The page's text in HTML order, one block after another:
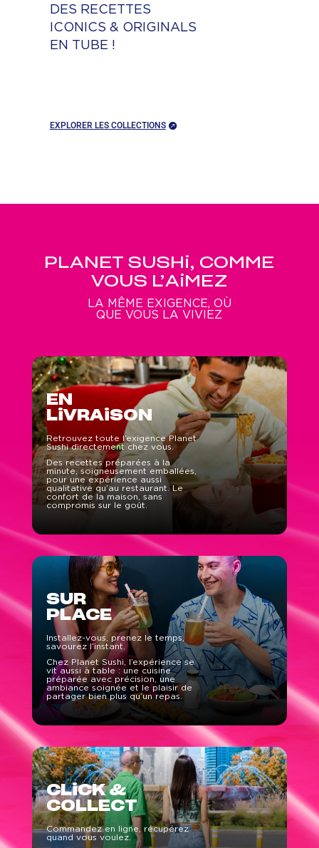
DES RECETTES
ICONICS & ORIGINALS
EN TUBE !
EXPLORER LES COLLECTIONS
PLANET SUSHi, COMME
VOUS L’AiMEZ
LA MÊME EXIGENCE, OÙ
QUE VOUS LA VIVIEZ
EN
LiVRAiSON
Retrouvez toute l’exigence Planet
Sushi directement chez vous.
Des recettes préparées à la
minute, soigneusement emballées,
pour une expérience aussi
qualitative qu’au restaurant. Le
confort de la maison, sans
compromis sur le goût.
SUR
PLACE
Installez-vous, prenez le temps,
savourez l’instant.
Chez Planet Sushi, l’expérience se
vit aussi à table : une cuisine
préparée avec précision, une
ambiance soignée et le plaisir de
partager bien plus qu’un repas.
CLiCK &
COLLECT
Commandez en ligne, récupérez
quand vous voulez.